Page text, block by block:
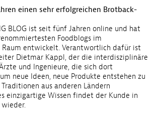
einen sehr erfolgreichen Brotback-
BLOG ist seit fünf Jahren online und hat
Foodblogs im
Raum entwickelt. Verantwortlich dafür ist
Dietmar Kappl, der die interdisziplinäre
und Ingenieure, die sich dort
neue Ideen, neue Produkte entstehen zu
aus anderen Ländern
einzigartige Wissen findet der Kunde in